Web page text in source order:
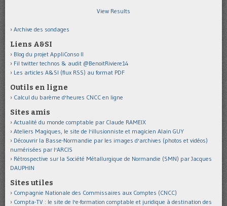
View Results
Archive des sondages
Liens A&SI
Blog du projet AppliConso II
Fil twitter technos & audit @BenoitRiviere14
Les articles A&SI (flux RSS) au format PDF
Outils en ligne
Calcul du barème d'heures CNCC en ligne
Sites amis
Actualité du monde comptable par Claude RAMEIX
Ateliers Magiques, le site de l'illusionniste et magicien Alain GUY
Découvrir la Basse-Normandie par les images d'archives (photos et vidéos)
numérisées par l'ARCIS
Rétrospective sur la Société Métallurgique de Normandie (SMN) par Jacques
DAUPHIN
Sites utiles
Compagnie Nationale des Commissaires aux Comptes (CNCC)
Compta-TV : le site de l'e-formation comptable et juridique à destination des